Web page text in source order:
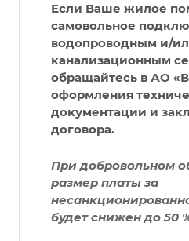
Если Ваше жилое
самовольное
водопроводным и/
канализационным
обращайтесь в АО
оформления
документации и
договора.
При добровольном
размер платы за
будет снижен до 50